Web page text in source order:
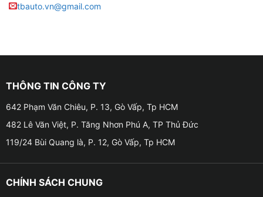
Độ trần sao cho xe VinFast VF3 uy
tbauto.vn@gmail.com
THÔNG TIN CÔNG TY
642 Phạm Văn Chiêu, P. 13, Gò Vấp, Tp HCM
482 Lê Văn Việt, P. Tăng Nhơn Phú A, TP Thủ Đức
119/24 Bùi Quang là, P. 12, Gò Vấp, Tp HCM
CHÍNH SÁCH CHUNG